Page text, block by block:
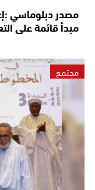
مصدر دبلوماسي
مبدأ قائمة على
مجتمع